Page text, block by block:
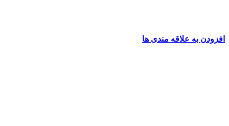
افزودن به علاقه مندی ها